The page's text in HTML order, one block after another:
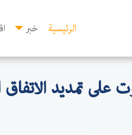
الرئيسية خبر
تمديد الاتفاق